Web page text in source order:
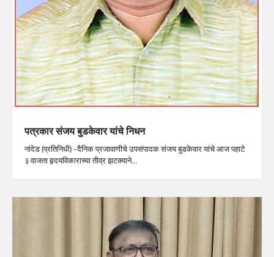
पत्रकार संजय बुडकेवार यांचे निधन
नांदेड (प्रतिनिधी) -दैनिक प्रजावाणीचे उपसंपादक संजय बुडकेवार यांचे आज पहाटे
३ वाजता हृदयविकाराच्या तीव्र झटक्याने…